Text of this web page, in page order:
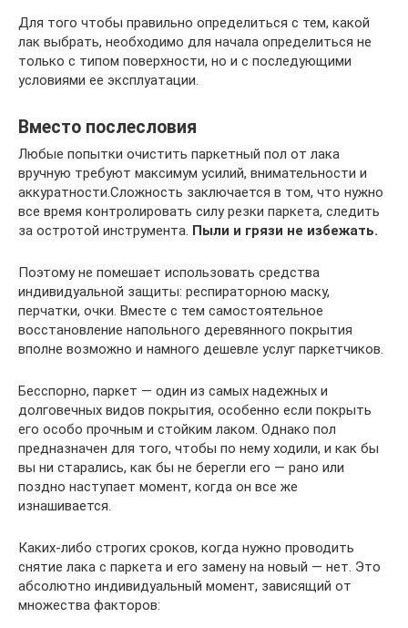
Для того чтобы правильно определиться с тем, какой
лак выбрать, необходимо для начала определиться не
только с типом поверхности, но и с последующими
условиями ее эксплуатации.
Вместо послесловия
Любые попытки очистить паркетный пол от лака
вручную требуют максимум усилий, внимательности и
аккуратности.Сложность заключается в том, что нужно
все время контролировать силу резки паркета, следить
за остротой инструмента. Пыли и грязи не избежать.
Поэтому не помешает использовать средства
индивидуальной защиты: респираторною маску,
перчатки, очки. Вместе с тем самостоятельное
восстановление напольного деревянного покрытия
вполне возможно и намного дешевле услуг паркетчиков.
Бесспорно, паркет — один из самых надежных и
долговечных видов покрытия, особенно если покрыть
его особо прочным и стойким лаком. Однако пол
предназначен для того, чтобы по нему ходили, и как бы
вы ни старались, как бы не берегли его — рано или
поздно наступает момент, когда он все же
изнашивается.
Каких-либо строгих сроков, когда нужно проводить
снятие лака с паркета и его замену на новый — нет. Это
абсолютно индивидуальный момент, зависящий от
множества факторов: